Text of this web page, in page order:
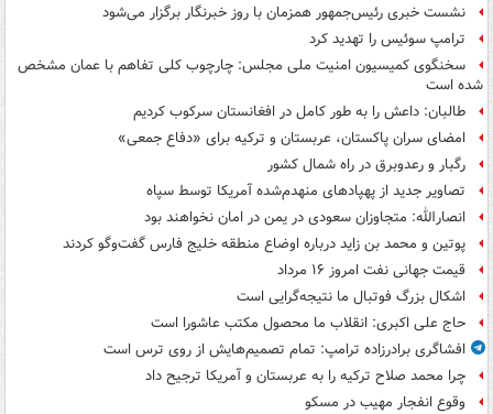
نشست خبری رئیس‌جمهور همزمان با روز خبرنگار برگزار می‌شود
ترامپ سوئیس را تهدید کرد
سخنگوی کمیسیون امنیت ملی مجلس: چارچوب کلی تفاهم با عمان مشخص
شده است
طالبان: داعش را به طور کامل در افغانستان سرکوب کردیم
امضای سران پاکستان، عربستان و ترکیه برای «دفاع جمعی»
رگبار و رعدوبرق در راه شمال کشور
تصاویر جدید از پهپادهای منهدم‌شده آمریکا توسط سپاه
انصارالله: متجاوزان سعودی در یمن در امان نخواهند بود
پوتین و محمد بن زاید درباره اوضاع منطقه خلیج فارس گفت‌وگو کردند
قیمت جهانی نفت امروز ۱۶ مرداد
اشکال بزرگ فوتبال ما نتیجه‌گرایی است
حاج علی اکبری: انقلاب ما محصول مکتب عاشورا است
افشاگری برادرزاده ترامپ: تمام تصمیم‌هایش از روی ترس است
چرا محمد صلاح ترکیه را به عربستان و آمریکا ترجیح داد
وقوع انفجار مهیب در مسکو